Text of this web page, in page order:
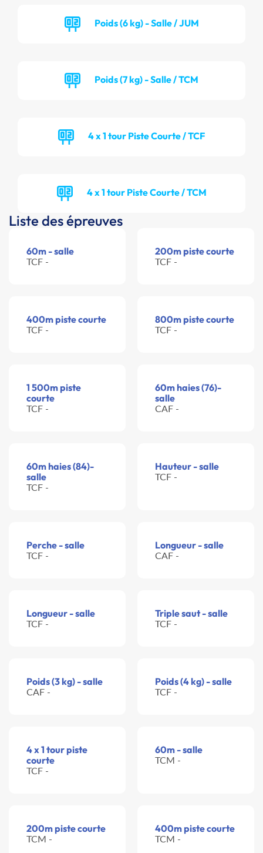
Poids (6 kg) - Salle / JUM
Poids (7 kg) - Salle / TCM
4 x 1 tour Piste Courte / TCF
4 x 1 tour Piste Courte / TCM
Liste des épreuves
60m - salle
TCF -
200m piste courte
TCF -
400m piste courte
TCF -
800m piste courte
TCF -
1 500m piste
courte
TCF -
60m haies (76)-
salle
CAF -
60m haies (84)-
salle
TCF -
Hauteur - salle
TCF -
Perche - salle
TCF -
Longueur - salle
CAF -
Longueur - salle
TCF -
Triple saut - salle
TCF -
Poids (3 kg) - salle
CAF -
Poids (4 kg) - salle
TCF -
4 x 1 tour piste
courte
TCF -
60m - salle
TCM -
200m piste courte
TCM -
400m piste courte
TCM -